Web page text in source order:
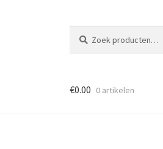
naar:
€0.00 0 artikelen